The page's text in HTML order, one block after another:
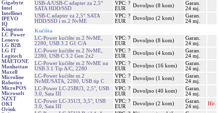
Gigabyte
Intel
Intellinet
IPEVO
IQ
Kingston
LC Power
Lenovo
LG B2B
LG IT
Logitech
MAETONE
Manhattan
Maxell
Microline
Robotics
MicroPOS
Microsoft
NZXT
OKI
Orink
USB-A/USB-C adapter za 2,5“
SATA HDD/SSD
VPC: ?
EUR
Dovoljno (8 kom)
Garan.
24 mj.
USB-C adapter za 2,5“ SATA
HDD/SSD i m.2 NvME
VPC: ?
EUR
Dovoljno (2 kom)
Garan.
24 mj.
Kućišta
LC-Power kućište m.2 NvME,
2280, USB 3.2 G1 C/A
VPC: ?
EUR
Dovoljno (8 kom)
Garan.
24 mj.
LC-Power kućište m.2 NvME,
2280, USB C 3.2 Gen 2x2
VPC: ?
EUR
Dovoljno (4 kom)
Garan.
24 mj.
LC-Power kućište m.2 NvME na
USB 3.1 Tip A/C, 2280
VPC: ?
EUR
Dovoljno (16 kom)
Garan.
24 mj.
LC-Power kućište m.2
NvME/SATA, 2280, USB tip C
VPC: ?
EUR
Dovoljno (1 kom)
Garan.
24 mj.
LC-Power LC-25BU3, 2,5", USB
3.0, Sata III
VPC: ?
EUR
Dovoljno (40 kom)
Garan.
24 mj.
LC-Power LC-35U3, 3,5", USB
3.0, Sata III
VPC: ?
EUR
Dovoljno (2 kom)
Garan.
24 mj.
Hit.